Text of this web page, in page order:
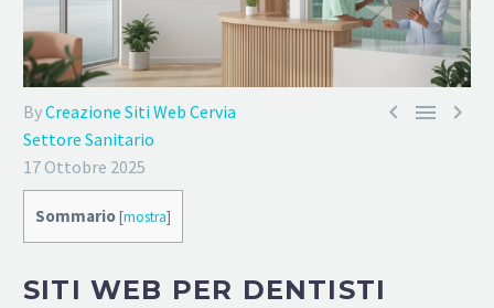
  
ByCreazione Siti Web Cervia
Settore Sanitario
17 Ottobre 2025
Sommario[mostra]
SITI WEB PER DENTISTI